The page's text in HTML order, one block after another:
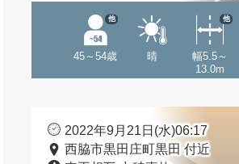
45～54歳
他
晴
幅5.5～
13.0m
他
2022年9月21日(水)06:17
西脇市黒田庄町黒田 付近